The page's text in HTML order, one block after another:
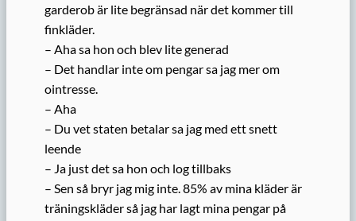
garderob är lite begränsad när det kommer till
finkläder.
– Aha sa hon och blev lite generad
– Det handlar inte om pengar sa jag mer om
ointresse.
– Aha
– Du vet staten betalar sa jag med ett snett
leende
– Ja just det sa hon och log tillbaks
– Sen så bryr jag mig inte. 85% av mina kläder är
träningskläder så jag har lagt mina pengar på